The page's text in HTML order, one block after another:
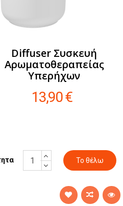
Diffuser Συσκευή
Αρωματοθεραπείας
Υπερήχων
13,90 €